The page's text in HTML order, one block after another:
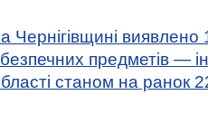
Чернігівщині виявлено
предметів —
станом на ранок